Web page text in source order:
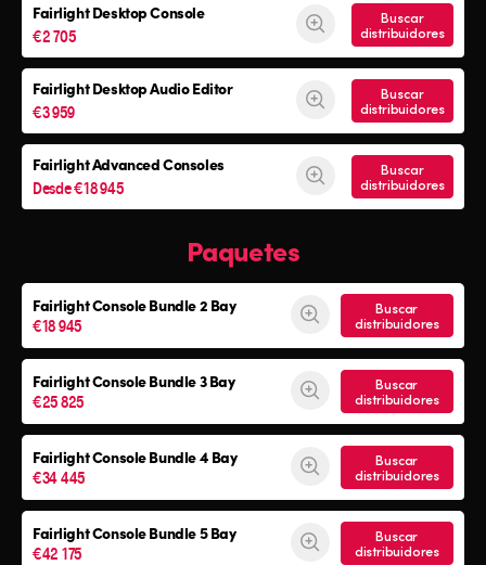
Fairlight Desktop Console
€2 705
Buscar
distribuidores
Fairlight Desktop Audio Editor
€3 959
Buscar
distribuidores
Fairlight Advanced Consoles
Desde €18 945
Buscar
distribuidores
Paquetes
Fairlight ConsoleBundle 2 Bay
€18 945
Buscar
distribuidores
Fairlight ConsoleBundle 3 Bay
€25 825
Buscar
distribuidores
Fairlight ConsoleBundle 4 Bay
€34 445
Buscar
distribuidores
Fairlight ConsoleBundle 5 Bay
€42 175
Buscar
distribuidores